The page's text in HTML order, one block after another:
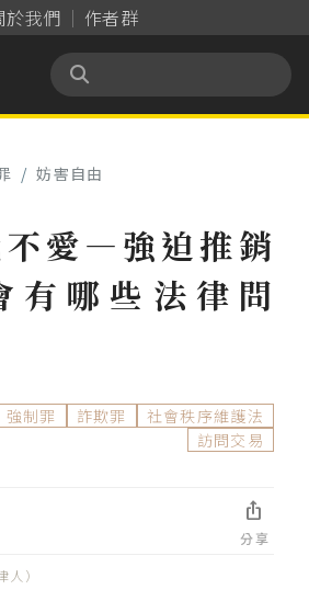
於我們 作者群
/ 妨害自由
愛—強迫推銷
有哪些法律問
強制罪 詐欺罪
社會秩序維護法
訪問交易
人）
分享
